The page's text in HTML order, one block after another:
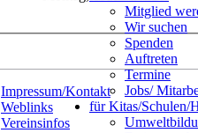
Mitglied
Wir suchen
Spenden
Auftreten
Termine
Jobs/
für Kitas/Schulen/
Impressum/Kontakt
Weblinks
Vereinsinfos